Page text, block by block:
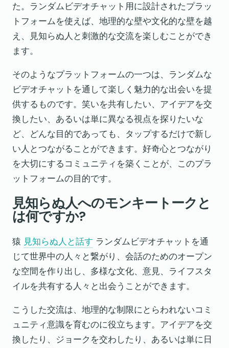
た。ランダムビデオチャット用に設計されたプラッ
トフォームを使えば、地理的な壁や文化的な壁を越
え、見知らぬ人と刺激的な交流を楽しむことができ
ます。
そのようなプラットフォームの一つは、ランダムな
ビデオチャットを通して楽しく魅力的な出会いを提
供するものです。笑いを共有したい、アイデアを交
換したい、あるいは単に異なる視点を探りたいな
ど、どんな目的であっても、タップするだけで新し
い人とつながることができます。好奇心とつながり
を大切にするコミュニティを築くことが、このプラ
ットフォームの目的です。
見知らぬ人へのモンキートークと
は何ですか?
猿 見知らぬ人と話す ランダムビデオチャットを通
じて世界中の人々と繋がり、会話のためのオープン
な空間を作り出し、多様な文化、意見、ライフスタ
イルを共有する人々と出会うことができます。
こうした交流は、地理的な制限にとらわれないコミ
ュニティ意識を育むのに役立ちます。アイデアを交
換したり、ジョークを交わしたり、あるいは単に日